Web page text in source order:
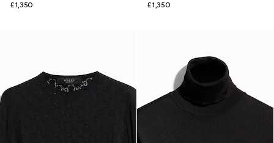
£1,350
£1,350